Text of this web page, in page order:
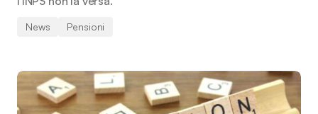
News Pensioni